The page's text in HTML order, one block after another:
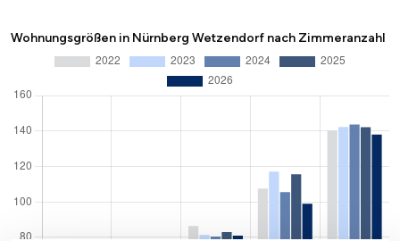
Wohnungsgrößen in Nürnberg Wetzendorf nach Zimmeranzahl